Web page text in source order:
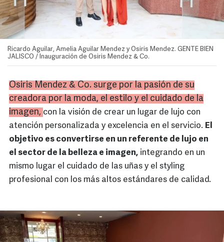
Ricardo Aguilar, Amelia Aguilar Mendez y Osiris Mendez. GENTE BIEN
JALISCO / Inauguración de Osiris Mendez & Co.
Osiris Mendez & Co. surge por la pasión de su
creadora por la moda, el estilo y el cuidado de la
imagen, con la visión de crear un lugar de lujo con
atención personalizada y excelencia en el servicio. El
objetivo es convertirse en un referente de lujo en
el sector de la belleza e imagen, integrando en un
mismo lugar el cuidado de las uñas y el styling
profesional con los más altos estándares de calidad.